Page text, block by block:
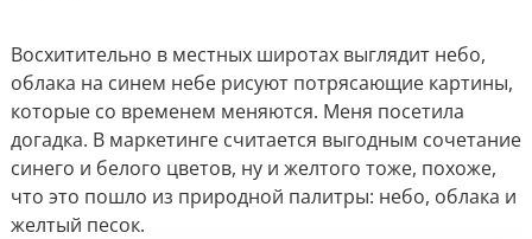
Восхитительно в местных широтах выглядит небо,
облака на синем небе рисуют потрясающие картины,
которые со временем меняются. Меня посетила
догадка. В маркетинге считается выгодным сочетание
синего и белого цветов, ну и желтого тоже, похоже,
что это пошло из природной палитры: небо, облака и
желтый песок.